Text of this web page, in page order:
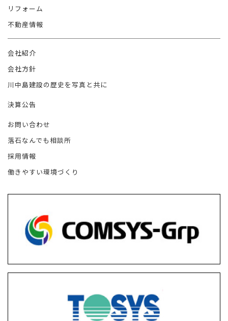
リフォーム
不動産情報
会社紹介
会社方針
川中島建設の歴史を写真と共に
決算公告
お問い合わせ
落石なんでも相談所
採用情報
働きやすい環境づくり